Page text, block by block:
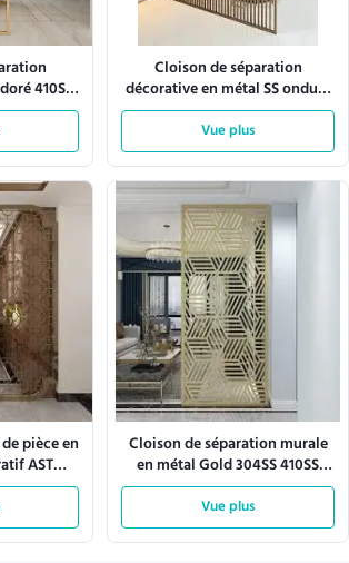
410SS,
Cloison de séparation
décorative en métal SS ondulé
en acier inoxydable 201 430
Vue plus
pièce en
ASTM
Cloison de séparation murale
en métal Gold 304SS 410SS
pour la décoration intérieure
de la pièce
Vue plus